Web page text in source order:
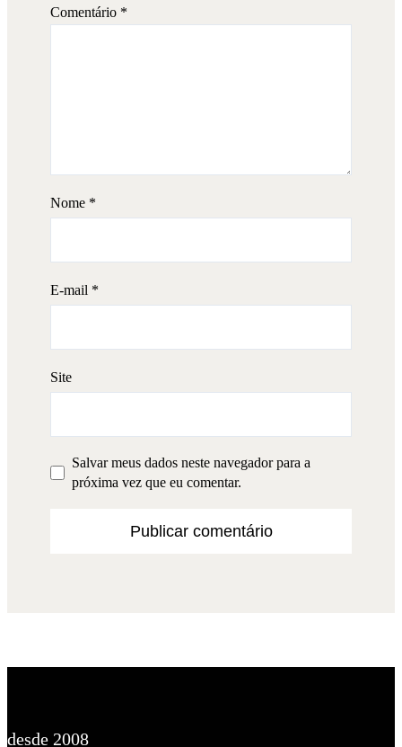
Comentário *
Nome *
E-mail *
Site
Salvar meus dados neste navegador para a
próxima vez que eu comentar.
desde 2008